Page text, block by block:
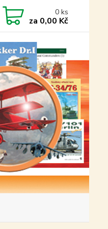
0 ks
za 0,00 Kč